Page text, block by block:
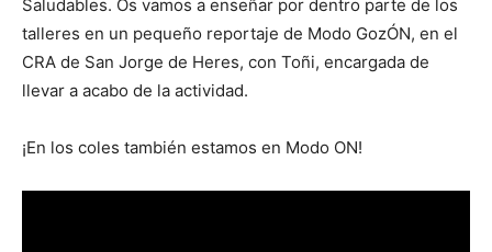
Saludables. Os vamos a enseñar por dentro parte de los
talleres en un pequeño reportaje de Modo GozÓN, en el
CRA de San Jorge de Heres, con Toñi, encargada de
llevar a acabo de la actividad.
¡En los coles también estamos en Modo ON!